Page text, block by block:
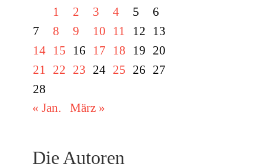
1
2 3 4 5
6
7
8 9 10 11 12
13
14 15 16 17 18 19 20
21
22 23 24 25 26 27
28
« Jan.
März »
Die Autoren